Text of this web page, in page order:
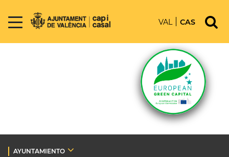
VAL CAS
AYUNTAMIENTO